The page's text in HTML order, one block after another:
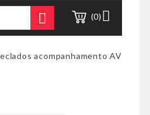
(0) 

acompanhamento AV